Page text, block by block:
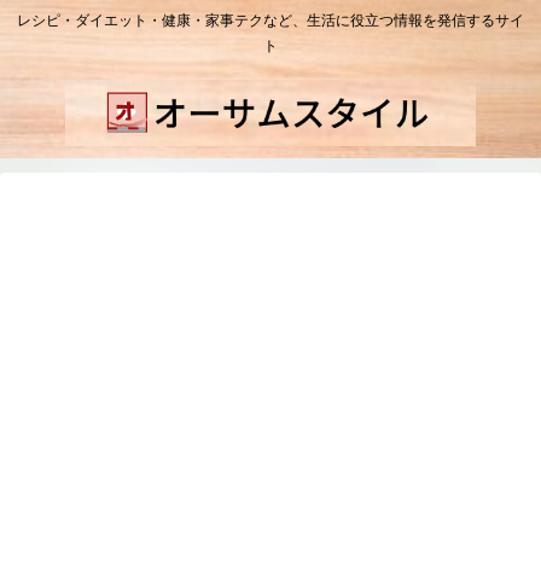
レシピ・ダイエット・健康・家事テクなど、生活に役立つ情報を発信するサイ
ト